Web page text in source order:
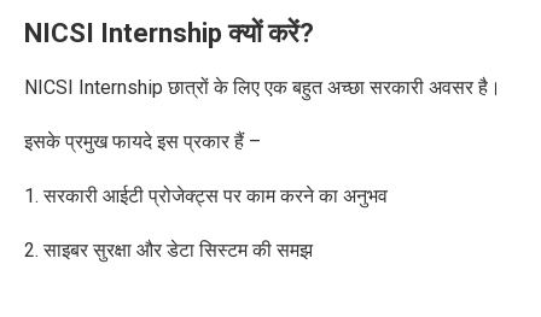
NICSI Internship क्यों करें?
NICSI Internship छात्रों के लिए एक बहुत अच्छा सरकारी अवसर है।
इसके प्रमुख फायदेइस प्रकार हैं–
1. सरकारी आईटी प्रोजेक्ट्स पर काम करने का अनुभव
2. साइबर सुरक्षा और डेटा सिस्टम की समझ